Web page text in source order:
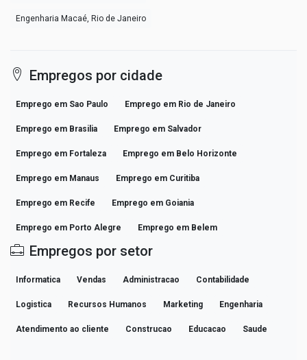
Engenharia Macaé, Rio de Janeiro
Empregos por cidade
Emprego em Sao Paulo Emprego em Rio de Janeiro
Emprego em Brasilia Emprego em Salvador
Emprego em Fortaleza Emprego em Belo Horizonte
Emprego em Manaus Emprego em Curitiba
Emprego em Recife Emprego em Goiania
Emprego em Porto Alegre Emprego em Belem
Empregos por setor
Informatica Vendas Administracao Contabilidade
Logistica Recursos Humanos Marketing Engenharia
Atendimento ao cliente Construcao Educacao Saude